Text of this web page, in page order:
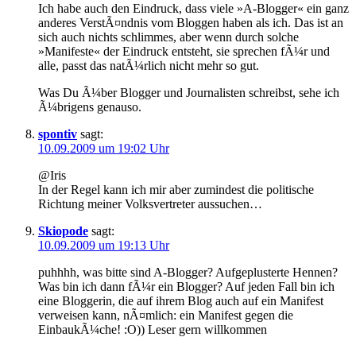
Ich habe auch den Eindruck, dass viele »A-Blogger« ein ganz
anderes VerstÃ¤ndnis vom Bloggen haben als ich. Das ist an
sich auch nichts schlimmes, aber wenn durch solche
»Manifeste« der Eindruck entsteht, sie sprechen fÃ¼r und
alle, passt das natÃ¼rlich nicht mehr so gut.
Was Du Ã¼ber Blogger und Journalisten schreibst, sehe ich
Ã¼brigens genauso.
spontiv sagt:
10.09.2009 um 19:02 Uhr
@Iris
In der Regel kann ich mir aber zumindest die politische
Richtung meiner Volksvertreter aussuchen…
Skiopode sagt:
10.09.2009 um 19:13 Uhr
puhhhh, was bitte sind A-Blogger? Aufgeplusterte Hennen?
Was bin ich dann fÃ¼r ein Blogger? Auf jeden Fall bin ich
eine Bloggerin, die auf ihrem Blog auch auf ein Manifest
verweisen kann, nÃ¤mlich: ein Manifest gegen die
EinbaukÃ¼che! :O)) Leser gern willkommen